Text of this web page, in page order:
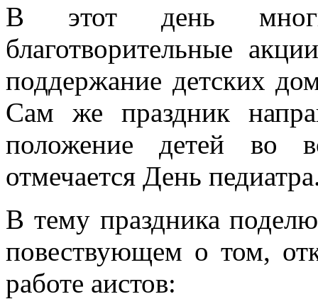
В этот день
благотворительные
поддержание детских
Сам же праздник
положение детей во
отмечается День
В тему праздника
повествующем о том,
работе аистов: